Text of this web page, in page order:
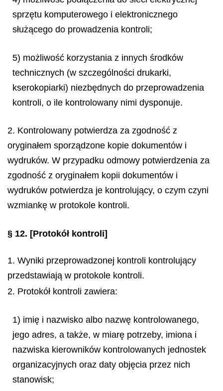
sprzętu komputerowego i elektronicznego
służącego do prowadzenia kontroli;
5) możliwość korzystania z innych środków
technicznych (w szczególności drukarki,
kserokopiarki) niezbędnych do przeprowadzenia
kontroli, o ile kontrolowany nimi dysponuje.
2. Kontrolowany potwierdza za zgodność z
oryginałem sporządzone kopie dokumentów i
wydruków. W przypadku odmowy potwierdzenia za
zgodność z oryginałem kopii dokumentów i
wydruków potwierdza je kontrolujący, o czym czyni
wzmiankę w protokole kontroli.
§ 12. [Protokół kontroli]
1. Wyniki przeprowadzonej kontroli kontrolujący
przedstawiają w protokole kontroli.
2. Protokół kontroli zawiera:
1) imię i nazwisko albo nazwę kontrolowanego,
jego adres, a także, w miarę potrzeby, imiona i
nazwiska kierowników kontrolowanych jednostek
organizacyjnych oraz daty objęcia przez nich
stanowisk;